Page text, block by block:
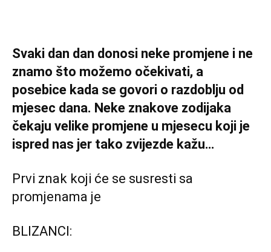
Svaki dan dan donosi neke promjene i ne
znamo što možemo očekivati, a
posebice kada se govori o razdoblju od
mjesec dana. Neke znakove zodijaka
čekaju velike promjene u mjesecu koji je
ispred nas jer tako zvijezde kažu…
Prvi znak koji će se susresti sa
promjenama je
BLIZANCI: